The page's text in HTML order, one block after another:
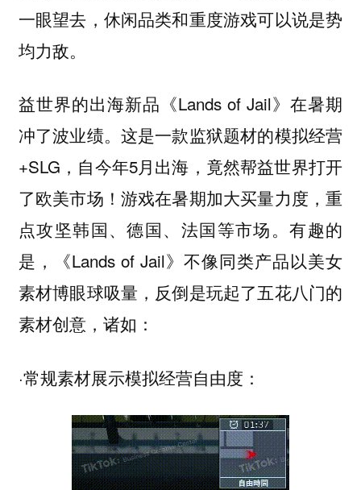
一眼望去，休闲品类和重度游戏可以说是势
均力敌。
益世界的出海新品《Lands of Jail》在暑期
冲了波业绩。这是一款监狱题材的模拟经营
+SLG，自今年5月出海，竟然帮益世界打开
了欧美市场！游戏在暑期加大买量力度，重
点攻坚韩国、德国、法国等市场。有趣的
是，《Lands of Jail》不像同类产品以美女
素材博眼球吸量，反倒是玩起了五花八门的
素材创意，诸如：
·常规素材展示模拟经营自由度：